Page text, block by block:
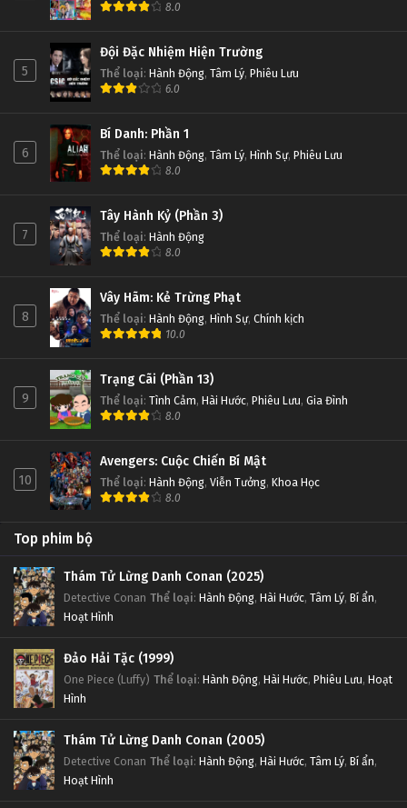
8.0
5
Đội Đặc Nhiệm Hiện Trường
Thể loại: Hành Động, Tâm Lý, Phiêu Lưu
6.0
6
Bí Danh: Phần 1
Thể loại: Hành Động, Tâm Lý, Hình Sự, Phiêu Lưu
8.0
7
Tây Hành Kỷ (Phần 3)
Thể loại: Hành Động
8.0
8
Vây Hãm: Kẻ Trừng Phạt
Thể loại: Hành Động, Hình Sự, Chính kịch
10.0
9
Trạng Cãi (Phần 13)
Thể loại: Tình Cảm, Hài Hước, Phiêu Lưu, Gia Đình
8.0
10
Avengers: Cuộc Chiến Bí Mật
Thể loại: Hành Động, Viễn Tưởng, Khoa Học
8.0
Top phim bộ
Thám Tử Lừng Danh Conan (2025)
Detective Conan Thể loại: Hành Động, Hài Hước, Tâm Lý, Bí ẩn,
Hoạt Hình
Đảo Hải Tặc (1999)
One Piece (Luffy) Thể loại: Hành Động, Hài Hước, Phiêu Lưu, Hoạt
Hình
Thám Tử Lừng Danh Conan (2005)
Detective Conan Thể loại: Hành Động, Hài Hước, Tâm Lý, Bí ẩn,
Hoạt Hình